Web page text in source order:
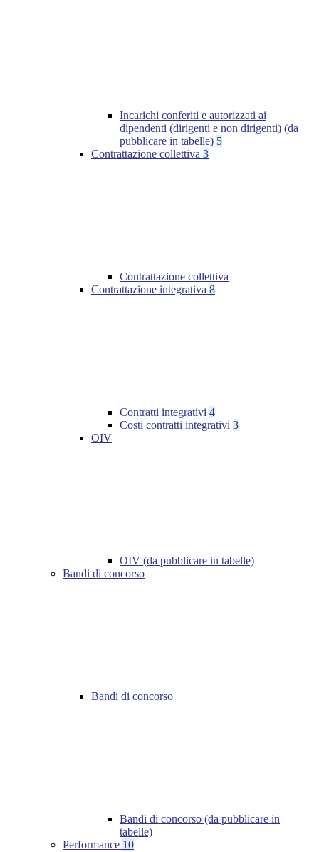
Incarichi conferiti e autorizzati ai
dipendenti (dirigenti e non dirigenti) (da
pubblicare in tabelle) 5
Contrattazione collettiva 3
Contrattazione collettiva
Contrattazione integrativa 8
Contratti integrativi 4
Costi contratti integrativi 3
OIV
OIV (da pubblicare in tabelle)
Bandi di concorso
Bandi di concorso
Bandi di concorso (da pubblicare in
tabelle)
Performance 10